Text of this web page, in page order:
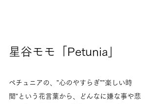
星谷モモ「Petunia」
ペチュニアの、”心のやすらぎ””楽しい時
間”という花言葉から、どんなに嫌な事や悲